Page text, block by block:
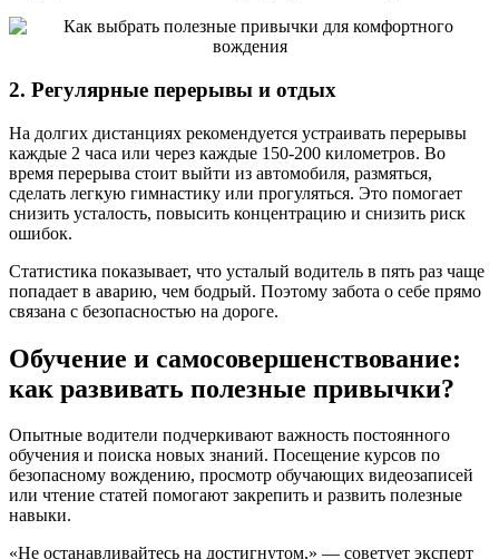
2. Регулярные перерывы и отдых
На долгих дистанциях рекомендуется устраивать перерывы
каждые 2 часа или через каждые 150-200 километров. Во
время перерыва стоит выйти из автомобиля, размяться,
сделать легкую гимнастику или прогуляться. Это помогает
снизить усталость, повысить концентрацию и снизить риск
ошибок.
Статистика показывает, что усталый водитель в пять раз чаще
попадает в аварию, чем бодрый. Поэтому забота о себе прямо
связана с безопасностью на дороге.
Обучение и самосовершенствование:
как развивать полезные привычки?
Опытные водители подчеркивают важность постоянного
обучения и поиска новых знаний. Посещение курсов по
безопасному вождению, просмотр обучающих видеозаписей
или чтение статей помогают закрепить и развить полезные
навыки.
«Не останавливайтесь на достигнутом,» — советует эксперт